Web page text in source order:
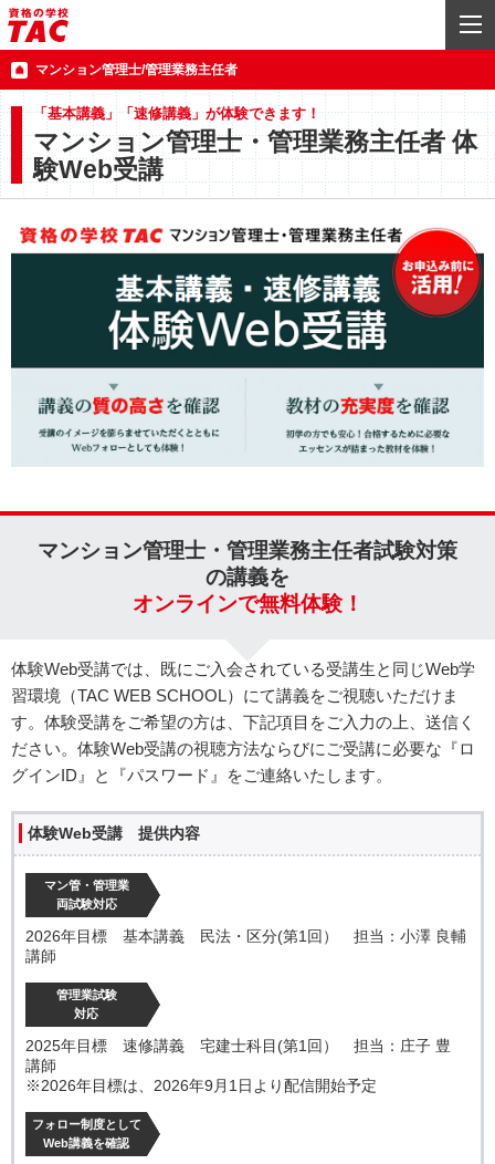
マンション管理士/管理業務主任者
「基本講義」「速修講義」が体験できます！
マンション管理士・管理業務主任者 体
験Web受講
マンション管理士・管理業務主任者試験対策
の講義を
オンラインで無料体験！
体験Web受講では、既にご入会されている受講生と同じWeb学
習環境（TAC WEB SCHOOL）にて講義をご視聴いただけま
す。体験受講をご希望の方は、下記項目をご入力の上、送信く
ださい。体験Web受講の視聴方法ならびにご受講に必要な『ロ
グインID』と『パスワード』をご連絡いたします。
体験Web受講 提供内容
マン管・管理業
両試験対応
2026年目標 基本講義 民法・区分(第1回） 担当：小澤 良輔
講師
管理業試験
対応
2025年目標 速修講義 宅建士科目(第1回） 担当：庄子 豊
講師
※2026年目標は、2026年9月1日より配信開始予定
フォロー制度として
Web講義を確認